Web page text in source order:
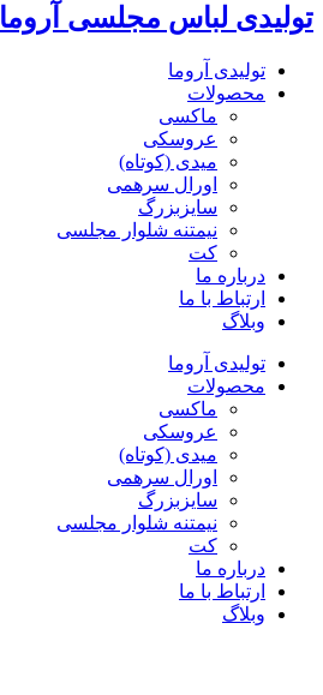
تولیدی لباس مجلسی آروما
تولیدی آروما
محصولات
ماکسی
عروسکی
میدی (کوتاه)
اورال سرهمی
سایزبزرگ
نیمتنه شلوار مجلسی
کت
درباره ما
ارتباط با ما
وبلاگ
تولیدی آروما
محصولات
ماکسی
عروسکی
میدی (کوتاه)
اورال سرهمی
سایزبزرگ
نیمتنه شلوار مجلسی
کت
درباره ما
ارتباط با ما
وبلاگ